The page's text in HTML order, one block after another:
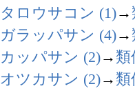
タロウサコン (1)→
ガラッパサン (4)→
カッパサン (2)→ 類
オツカサン (2)→ 類